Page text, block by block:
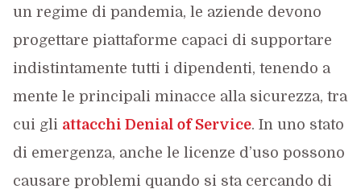
un regime di pandemia, le aziende devono
progettare piattaforme capaci di supportare
indistintamente tutti i dipendenti, tenendo a
mente le principali minacce alla sicurezza, tra
cui gli attacchi Denial of Service. In uno stato
di emergenza, anche le licenze d’uso possono
causare problemi quando si sta cercando di